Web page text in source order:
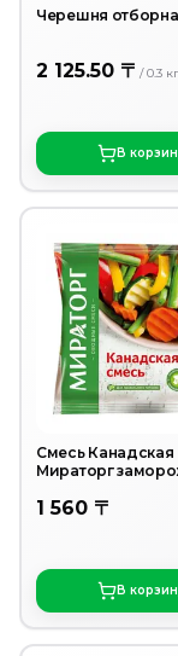
Черешня
2 125.50 〒 /0.3 кг
В
Смесь Канадская
Мираторг
1 560 〒
В